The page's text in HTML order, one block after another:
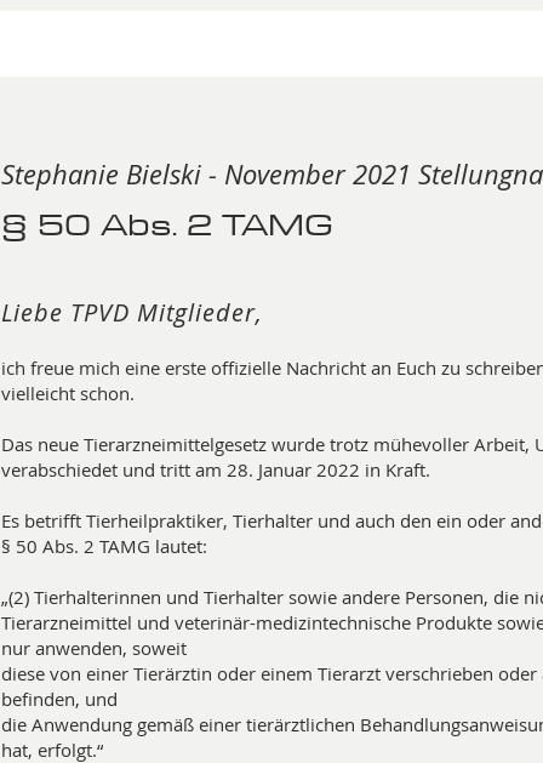
Stephanie Bielski - November 2021
§ 50 Abs. 2 TAMG
Liebe TPVD Mitglieder,
ich freue mich eine erste offizielle Nachricht an Euch zu
vielleicht schon.
Das neue Tierarzneimittelgesetz wurde trotz mühevoller
verabschiedet und tritt am 28. Januar 2022 in Kraft.
Es betrifft Tierheilpraktiker, Tierhalter und auch den ein oder
§ 50 Abs. 2 TAMG lautet:
„(2) Tierhalterinnen und Tierhalter sowie andere Personen, die
Tierarzneimittel und veterinär-medizintechnische Produkte
nur anwenden, soweit
diese von einer Tierärztin oder einem Tierarzt verschrieben
befinden, und
die Anwendung gemäß einer tierärztlichen
hat, erfolgt.“